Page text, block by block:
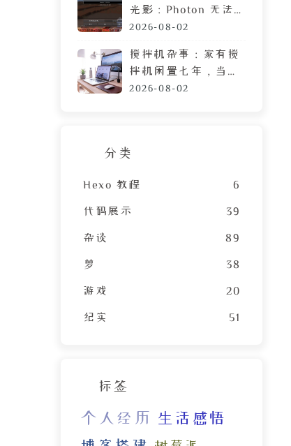
光影：Photon 无法
运行？可能需要这篇
2026-08-02
搅拌机杂事：家有搅
拌机闲置七年，当心
霉菌毒素混进包子馅
2026-08-02
分类
Hexo 教程 6
代码展示 39
杂谈 89
梦 38
游戏 20
纪实 51
标签
个人经历 生活感悟